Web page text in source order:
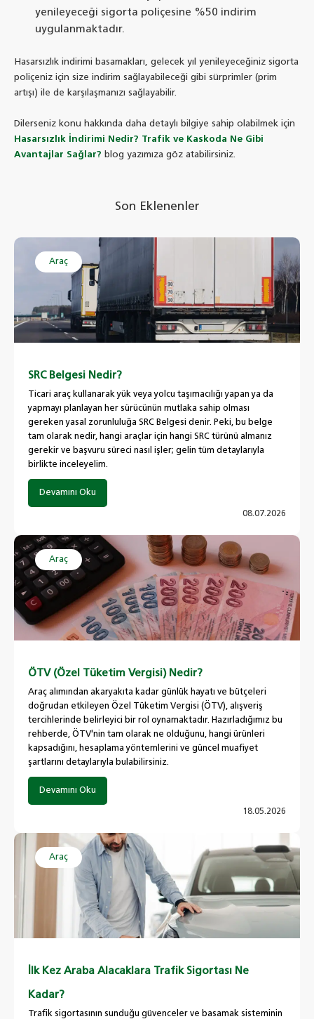
yenileyeceği sigorta poliçesine %50 indirim
uygulanmaktadır.
Hasarsızlık indirimi basamakları, gelecek yıl yenileyeceğiniz sigorta
poliçeniz için size indirim sağlayabileceği gibi sürprimler (prim
artışı) ile de karşılaşmanızı sağlayabilir.
Dilerseniz konu hakkında daha detaylı bilgiye sahip olabilmek için
Hasarsızlık İndirimi Nedir? Trafik ve Kaskoda Ne Gibi
Avantajlar Sağlar? blog yazımıza göz atabilirsiniz.
Son Eklenenler
Araç
SRC Belgesi Nedir?
Ticari araç kullanarak yük veya yolcu taşımacılığı yapan ya da
yapmayı planlayan her sürücünün mutlaka sahip olması
gereken yasal zorunluluğa SRC Belgesi denir. Peki, bu belge
tam olarak nedir, hangi araçlar için hangi SRC türünü almanız
gerekir ve başvuru süreci nasıl işler; gelin tüm detaylarıyla
birlikte inceleyelim.
Devamını Oku
08.07.2026
Araç
ÖTV (Özel Tüketim Vergisi) Nedir?
Araç alımından akaryakıta kadar günlük hayatı ve bütçeleri
doğrudan etkileyen Özel Tüketim Vergisi (ÖTV), alışveriş
tercihlerinde belirleyici bir rol oynamaktadır. Hazırladığımız bu
rehberde, ÖTV'nin tam olarak ne olduğunu, hangi ürünleri
kapsadığını, hesaplama yöntemlerini ve güncel muafiyet
şartlarını detaylarıyla bulabilirsiniz.
Devamını Oku
18.05.2026
Araç
İlk Kez Araba Alacaklara Trafik Sigortası Ne
Kadar?
Trafik sigortasının sunduğu güvenceler ve basamak sisteminin